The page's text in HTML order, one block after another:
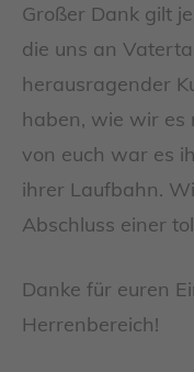
Großer Dank gilt
die uns an
herausragender
haben, wie wir es
von euch war es
ihrer Laufbahn.
Abschluss einer
Danke für euren
Herrenbereich!